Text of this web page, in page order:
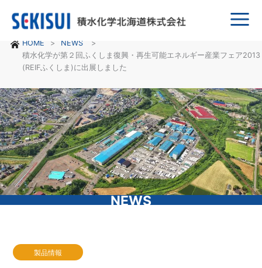
Main
HOME
NEWS
積水化学が第２回ふくしま復興・再生可能エネルギー産業フェア2013
(REIFふくしま)に出展しました
NEWS
製品情報